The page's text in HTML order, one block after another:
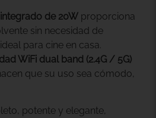
de 20W proporciona
sin necesidad de
para cine en casa.
WiFi dual band (2.4G / 5G)
que su uso sea cómodo,
potente y elegante,